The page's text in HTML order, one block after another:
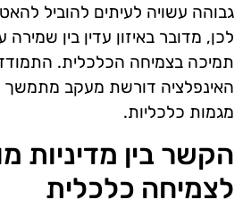
גבוהה עשויה לעיתים להוביל
לכן, מדובר באיזון עדין בין שמירה
תמיכה בצמיחה הכלכלית.
האינפלציה דורשת מעקב מתמשך
מגמות כלכליות.
הקשר בין מדיניות
לצמיחה כלכלית